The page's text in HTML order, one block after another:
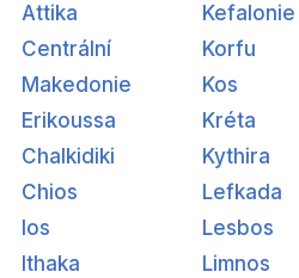
Attika
Centrální
Makedonie
Erikoussa
Chalkidiki
Chios
Ios
Ithaka
Kefalonie
Korfu
Kos
Kréta
Kythira
Lefkada
Lesbos
Limnos